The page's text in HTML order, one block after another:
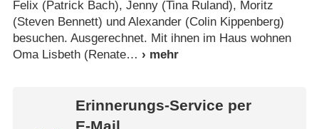
Felix (Patrick Bach), Jenny (Tina Ruland), Moritz
(Steven Bennett) und Alexander (Colin Kippenberg)
besuchen. Ausgerechnet. Mit ihnen im Haus wohnen
Oma Lisbeth (Renate
Erinnerungs-Service per